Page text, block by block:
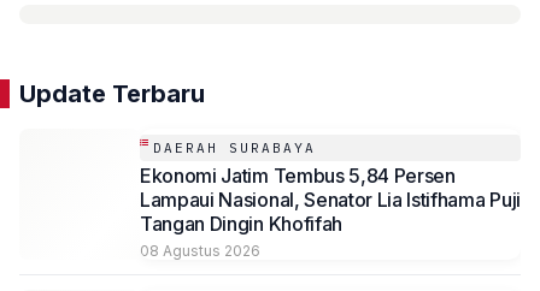
Update Terbaru
DAERAH SURABAYA
Ekonomi Jatim Tembus 5,84 Persen
Lampaui Nasional, Senator Lia Istifhama Puji
Tangan Dingin Khofifah
08 Agustus 2026